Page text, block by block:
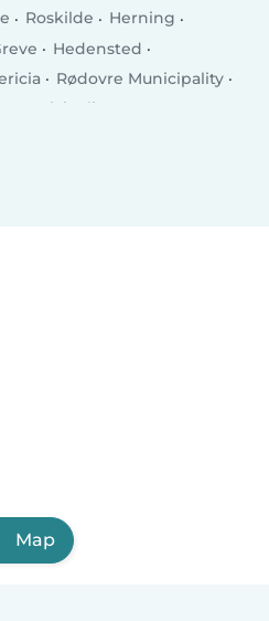
Roskilde
Herning
Hedensted
Rødovre Municipality
Municipality
Map